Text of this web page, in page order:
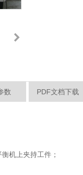
数 PDF文档下载
机上夹持工件；